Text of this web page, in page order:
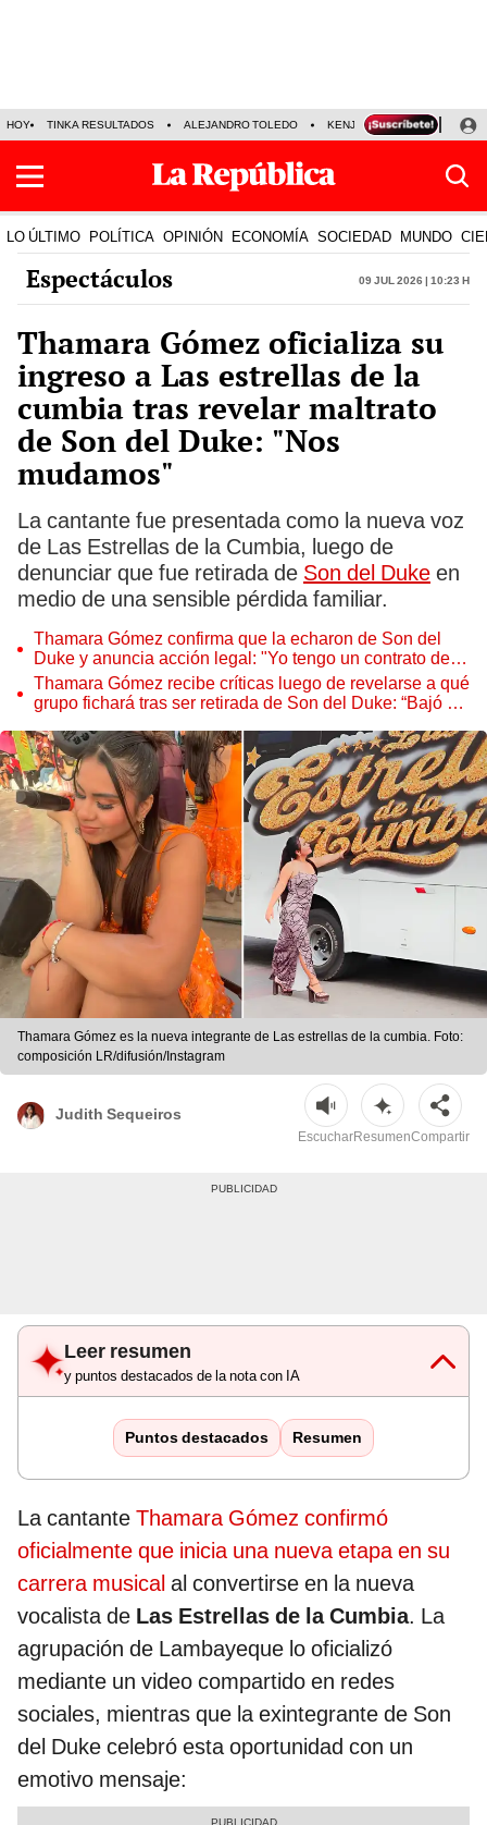
HOY TINKA RESULTADOS ALEJANDRO TOLEDO KENJI FUJIMORI
LO ÚLTIMO POLÍTICA OPINIÓN ECONOMÍA SOCIEDAD MUNDO
Espectáculos 09 Jul 2026 | 10:23 h
Thamara Gómez oficializa su
ingreso a Las estrellas de la
cumbia tras revelar maltrato
de Son del Duke: "Nos
mudamos"
La cantante fue presentada como la nueva voz
de Las Estrellas de la Cumbia, luego de
denunciar que fue retirada de Son del Duke en
medio de una sensible pérdida familiar.
Thamara Gómez confirma que la echaron de Son del
Duke y anuncia acción legal: "Yo tengo un contrato de
por medio"
Thamara Gómez recibe críticas luego de revelarse a qué
grupo fichará tras ser retirada de Son del Duke: “Bajó un
Thamara Gómez es la nueva integrante de Las estrellas de la cumbia. Foto:
composición LR/difusión/Instagram
Judith Sequeiros
EscucharResumenCompartir
Leer resumen
y puntos destacados de la nota con IA
Puntos destacados Resumen
La cantante Thamara Gómez confirmó
oficialmente que inicia una nueva etapa en su
carrera musical al convertirse en la nueva
vocalista de Las Estrellas de la Cumbia. La
agrupación de Lambayeque lo oficializó
mediante un video compartido en redes
sociales, mientras que la exintegrante de Son
del Duke celebró esta oportunidad con un
emotivo mensaje: